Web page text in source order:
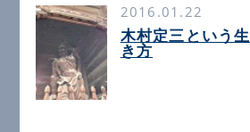
2016.01.22
木村定三という生
き方